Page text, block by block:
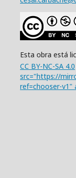
Esta obra está
CC BY-NC-SA 4.0
src="https://
ref=chooser-v1"